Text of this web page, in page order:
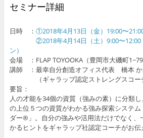
セミナー詳細
日時 ： ①2018年4月13日（金）19:00〜
②2018年4月14日（土）9:00〜12:00
ン）
会場 ：FLAP TOYOOKA（豊岡市大磯町
講師 ：最幸自分創造オフィス代表 橋本 か
（ギャラップ認定ストレングスコー
要旨：
人の才能を34個の資質（強みの素）に分類
の上位５つの資質がわかる強み探索システ
ダー®」。自分の強みや活用法だけでなく、
かるヒントをギャラップ社認定コーチがお伝